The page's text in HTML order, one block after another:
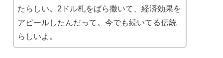
たらしい。2ドル札をばら撒いて、経済効果を
アピールしたんだって。今でも続いてる伝統
らしいよ。